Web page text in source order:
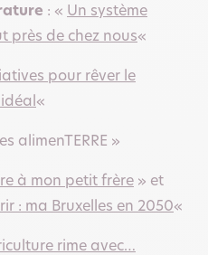
: « Un système
près de chez nous«
pour rêver le
«
alimenTERRE »
à mon petit frère » et
: ma Bruxelles en 2050«
rime avec…